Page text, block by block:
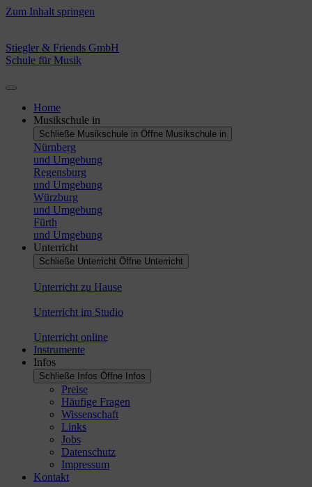
Zum Inhalt springen
Stiegler & Friends GmbH
Schule für Musik
Home
Musikschule in
Schließe Musikschule in Öffne Musikschule in
Nürnberg
und Umgebung
Regensburg
und Umgebung
Würzburg
und Umgebung
Fürth
und Umgebung
Unterricht
Schließe Unterricht Öffne Unterricht
Unterricht zu Hause
Unterricht im Studio
Unterricht online
Instrumente
Infos
Schließe Infos Öffne Infos
Preise
Häufige Fragen
Wissenschaft
Links
Jobs
Datenschutz
Impressum
Kontakt